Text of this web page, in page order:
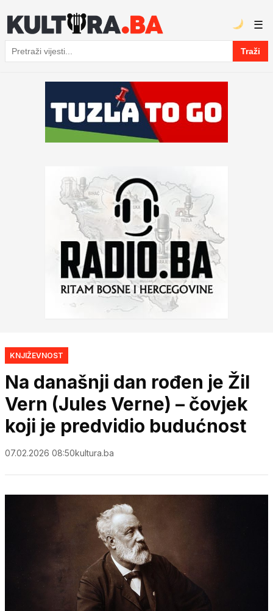
Pretraga
Traži
☰
KNJIŽEVNOST
Na današnji dan rođen je Žil
Vern (Jules Verne) – čovjek
koji je predvidio budućnost
07.02.2026 08:50kultura.ba